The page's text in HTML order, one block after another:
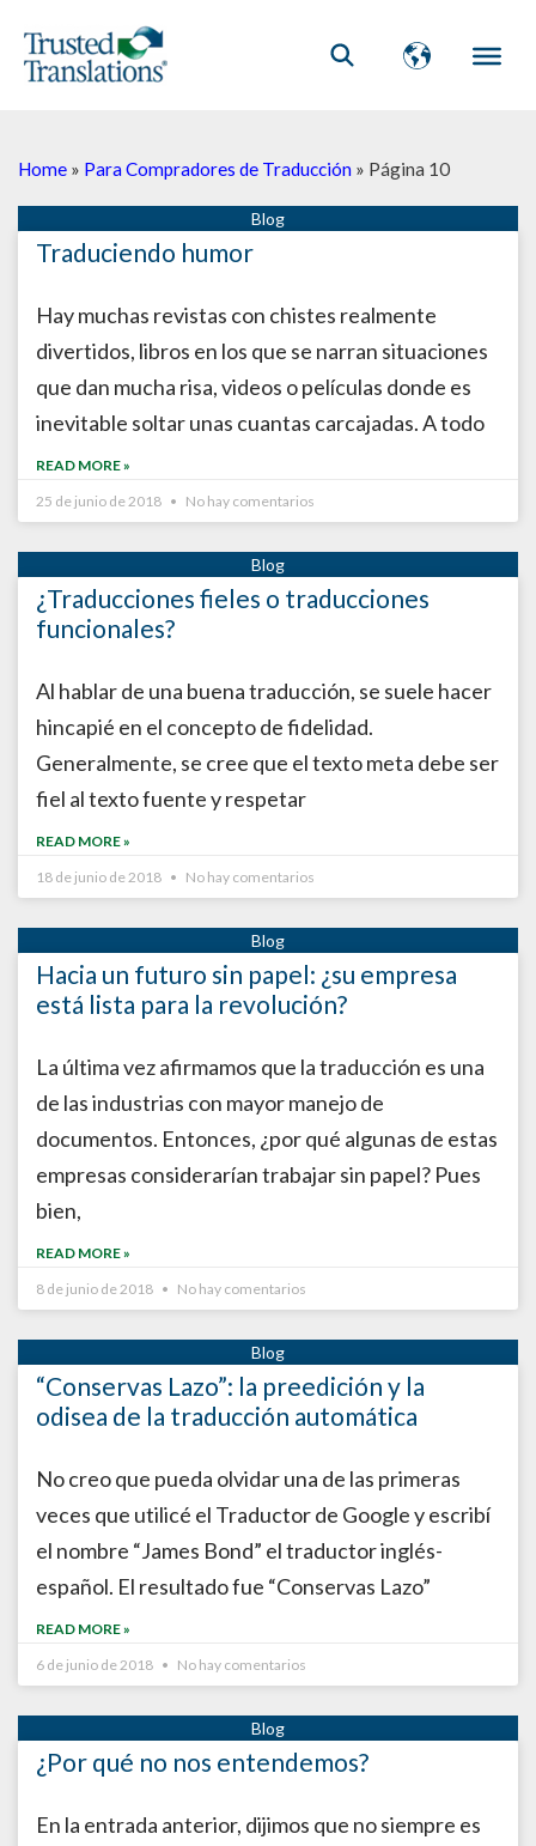
Home » Para Compradores de Traducción » Página 10
Traduciendo humor
Hay muchas revistas con chistes realmente
divertidos, libros en los que se narran situaciones
que dan mucha risa, videos o películas donde es
inevitable soltar unas cuantas carcajadas. A todo
READ MORE »
25 de junio de 2018
No hay comentarios
¿Traducciones fieles o traducciones
funcionales?
Al hablar de una buena traducción, se suele hacer
hincapié en el concepto de fidelidad.
Generalmente, se cree que el texto meta debe ser
fiel al texto fuente y respetar
READ MORE »
18 de junio de 2018
No hay comentarios
Hacia un futuro sin papel: ¿su empresa
está lista para la revolución?
La última vez afirmamos que la traducción es una
de las industrias con mayor manejo de
documentos. Entonces, ¿por qué algunas de estas
empresas considerarían trabajar sin papel? Pues
bien,
READ MORE »
8 de junio de 2018
No hay comentarios
“Conservas Lazo”: la preedición y la
odisea de la traducción automática
No creo que pueda olvidar una de las primeras
veces que utilicé el Traductor de Google y escribí
el nombre “James Bond” el traductor inglés-
español. El resultado fue “Conservas Lazo”
READ MORE »
6 de junio de 2018
No hay comentarios
¿Por qué no nos entendemos?
En la entrada anterior, dijimos que no siempre es
PáginaPágina
Página